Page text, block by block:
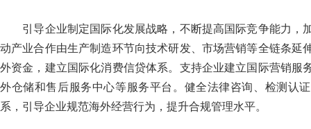
引导企业制定国际化发展战略，不断提高国际竞争能力，
动产业合作由生产制造环节向技术研发、市场营销等全链条延
外资金，建立国际化消费信贷体系。支持企业建立国际营销服
外仓储和售后服务中心等服务平台。健全法律咨询、检测认
系，引导企业规范海外经营行为，提升合规管理水平。